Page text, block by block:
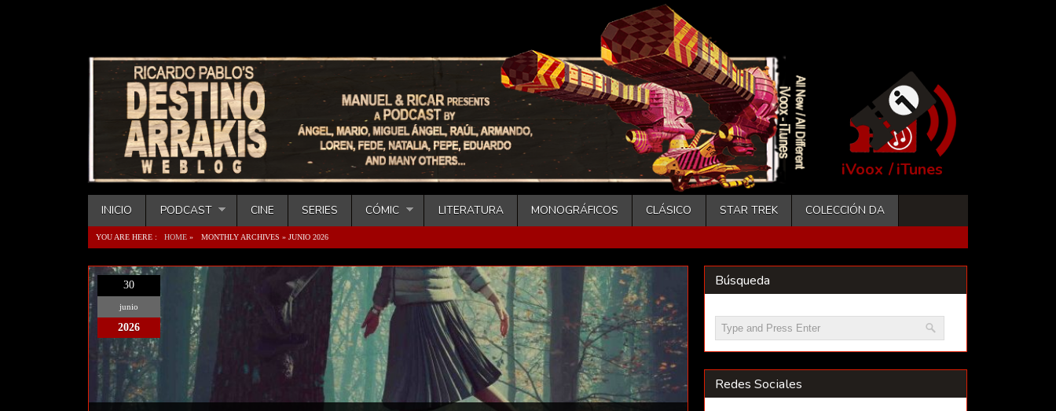
iVoox /iTunes
INICIO PODCAST CINE SERIES CÓMIC LITERATURA MONOGRÁFICOS CLÁSICO STAR TREK COLECCIÓN DA
YOU ARE HERE : HOME » MONTHLY ARCHIVES » JUNIO 2026
30
junio
2026
Búsqueda
Redes Sociales